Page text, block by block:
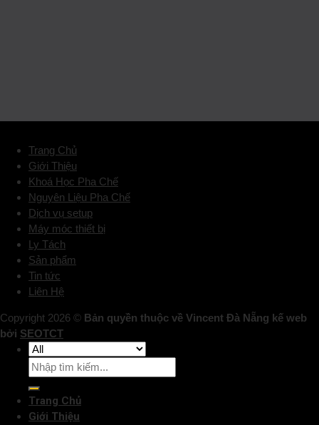
Trang Chủ
Giới Thiệu
Khoá Học Pha Chế
Nguyên Liệu Pha Chế
Dịch vụ setup
Máy móc thiết bị
Ly Tách
Sản phẩm
Tin tức
Liên Hệ
Copyright 2026 © Bản quyền thuộc về Vincent Đà Nẵng kế web
bởi SEOTCT
Trang Chủ
Giới Thiệu